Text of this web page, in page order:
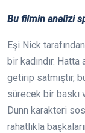
Bu filmin analizi
Eşi Nick
bir kadındır.
getirip satmıştır,
sürecek bir baskı
Dunn karakteri
rahatlıkla